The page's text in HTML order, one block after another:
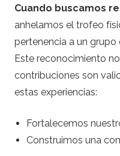
Cuando buscamos
anhelamos el trofeo
pertenencia a un
Este reconocimiento
contribuciones son
estas experiencias:
Fortalecemos
Construimos una